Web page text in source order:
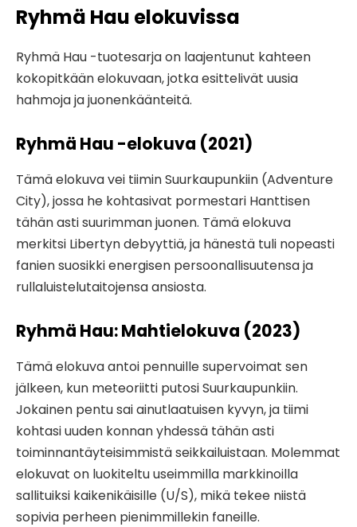
Ryhmä Hau elokuvissa
Ryhmä Hau -tuotesarja on laajentunut kahteen
kokopitkään elokuvaan, jotka esittelivät uusia
hahmoja ja juonenkäänteitä.
Ryhmä Hau -elokuva (2021)
Tämä elokuva vei tiimin Suurkaupunkiin (Adventure
City), jossa he kohtasivat pormestari Hanttisen
tähän asti suurimman juonen. Tämä elokuva
merkitsi Libertyn debyyttiä, ja hänestä tuli nopeasti
fanien suosikki energisen persoonallisuutensa ja
rullaluistelutaitojensa ansiosta.
Ryhmä Hau: Mahtielokuva (2023)
Tämä elokuva antoi pennuille supervoimat sen
jälkeen, kun meteoriitti putosi Suurkaupunkiin.
Jokainen pentu sai ainutlaatuisen kyvyn, ja tiimi
kohtasi uuden konnan yhdessä tähän asti
toiminnantäyteisimmistä seikkailuistaan. Molemmat
elokuvat on luokiteltu useimmilla markkinoilla
sallituiksi kaikenikäisille (U/S), mikä tekee niistä
sopivia perheen pienimmillekin faneille.